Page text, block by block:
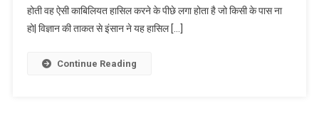
होती वह ऐसी काबिलियत हासिल करने के पीछे लगा होता है जो किसी के पास ना
हो| विज्ञान की ताकत से इंसान ने यह हासिल […]
Continue Reading